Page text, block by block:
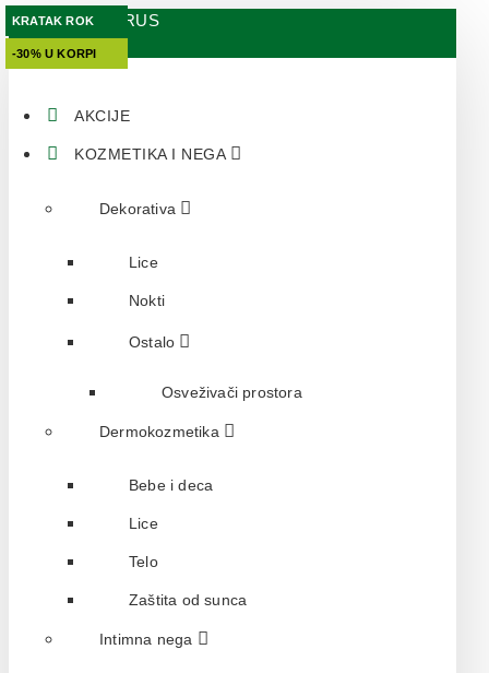
APOTEKA LAURUS
AKCIJE
KOZMETIKA I NEGA
Dekorativa
Lice
Nokti
Ostalo
Osveživači prostora
Dermokozmetika
Bebe i deca
Lice
Telo
Zaštita od sunca
Intimna nega
KRATAK ROK
-30% U KORPI
KRATAK ROK
-30% U KORPI